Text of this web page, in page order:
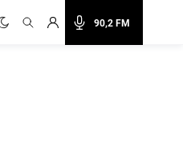
90,2 FM